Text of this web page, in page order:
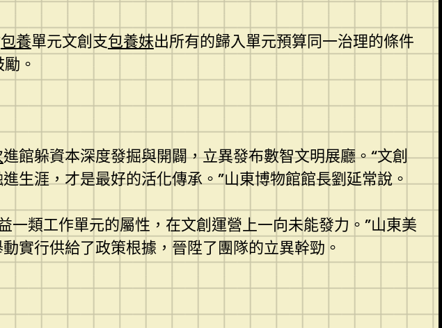
包養單元文創支包養妹出所有的歸入單元預算同一治理的條件
。
進館躲資本深度發掘與開闢，立異發布數智文明展廳。“文創
生涯，才是最好的活化傳承。”山東博物館館長劉延常說。
一類工作單元的屬性，在文創運營上一向未能發力。”山東美
實行供給了政策根據，晉陞了團隊的立異幹勁。